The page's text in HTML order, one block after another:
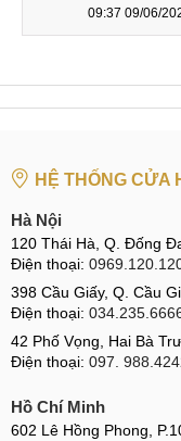
kiện nắng nóng,
huống.
Với kích thước gọn
cầm vừa tay. Dù có
Turbo 5 có đa dạng
hợp với nhiều phong
mặt lưng chia làm
sự tương phản. Đặc
biệt.
09:37 09/06/
HỆ THỐNG CỬA
Hà Nội
120 Thái Hà, Q. Đống
Điện thoại:
398 Cầu Giấy, Q. Cầu
Điện thoại:
42 Phố Vọng, Hai Bà
Điện thoại: 097.
Hồ Chí Minh
602 Lê Hồng Phong,